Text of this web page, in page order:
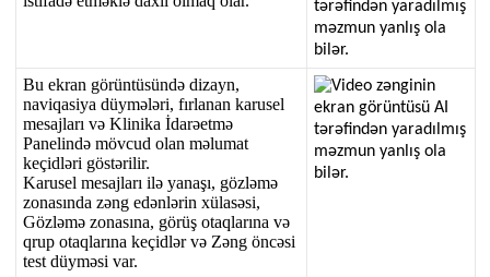
Bu ekran görüntüsündə dizayn,
naviqasiya düymələri, fırlanan karusel
mesajları və Klinika İdarəetmə
Panelində mövcud olan məlumat
keçidləri göstərilir.
Karusel mesajları ilə yanaşı, gözləmə
zonasında zəng edənlərin xülasəsi,
Gözləmə zonasına, görüş otaqlarına və
qrup otaqlarına keçidlər və Zəng öncəsi
test düyməsi var.